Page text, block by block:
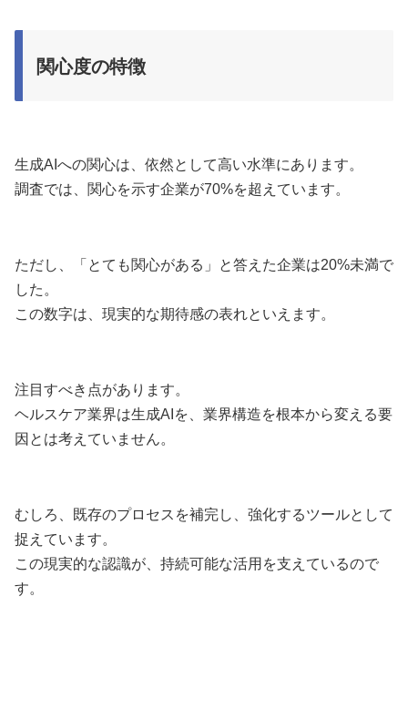
関心度の特徴
生成AIへの関心は、依然として高い水準にあります。
調査では、関心を示す企業が70%を超えています。
ただし、「とても関心がある」と答えた企業は20%未満で
した。
この数字は、現実的な期待感の表れといえます。
注目すべき点があります。
ヘルスケア業界は生成AIを、業界構造を根本から変える要
因とは考えていません。
むしろ、既存のプロセスを補完し、強化するツールとして
捉えています。
この現実的な認識が、持続可能な活用を支えているので
す。